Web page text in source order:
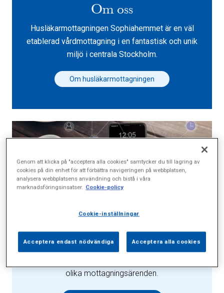
Om oss
Husläkarmottagningen Sophiahemmet är en väl
etablerad vårdmottagning i en fantastisk och unik
miljö i centrala Stockholm.
Om husläkarmottagningen
SophiaHLM-online
SophiaHLM-online är en digital tjänst där våra listade
olika mottagningsärenden.
Genom att klicka på "acceptera alla cookies" samtycker du till lagring av
cookies på din enhet för att förbättra navigeringen på webbplatsen,
analysera webbplatsens användning och bistå i våra
marknadsföringsinsatser. Cookie-policy
Cookie-inställningar
Acceptera endast nödvändiga Acceptera alla cookies